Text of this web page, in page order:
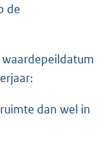
de
dan wel in